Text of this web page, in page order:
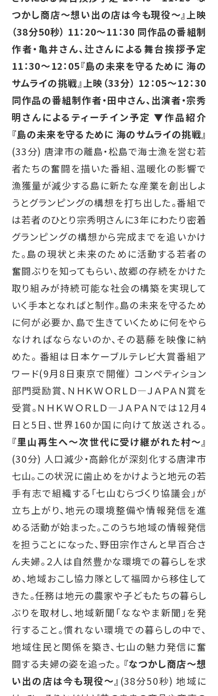
つかし商店～想い出の店は今も現役～』上映
（38分50秒） 11：20～11：30 同作品の番組制
作者・亀井さん、辻さんによる舞台挨拶予定
11：30～12：05『島の未来を守るために 海の
サムライの挑戦』上映（33分） 12：05～12：30
同作品の番組制作者・田中さん、出演者・宗秀
明さんによるティーチイン予定 ▼作品紹介
『島の未来を守るために 海のサムライの挑戦』
(33分) 唐津市の離島・松島で海士漁を営む若
者たちの奮闘を描いた番組、温暖化の影響で
漁獲量が減少する島に新たな産業を創出しよ
うとグランピングの構想を打ち出した。番組で
は若者のひとり宗秀明さんに3年にわたり密着
グランピングの構想から完成までを追いかけ
た。島の現状と未来のために活動する若者の
奮闘ぶりを知ってもらい、故郷の存続をかけた
取り組みが持続可能な社会の構築を実現して
いく手本となればと制作。島の未来を守るため
に何が必要か、島で生きていくために何をやら
なければならないのか、その葛藤を映像に納
めた。 番組は日本ケーブルテレビ大賞番組ア
ワード(9月8日東京で開催） コンペティション
部門奨励賞、ＮＨＫＷＯＲＬＤ―ＪＡＰＡＮ賞を
受賞。ＮＨＫＷＯＲＬＤ―ＪＡＰＡＮでは12月4
日と5日、世界160か国に向けて放送される。
『里山再生へ～次世代に受け継がれた村～』
(30分) 人口減少・高齢化が深刻化する唐津市
七山。この状況に歯止めをかけようと地元の若
手有志で組織する「七山むらづくり協議会」が
立ち上がり、地元の環境整備や情報発信を進
める活動が始まった。このうち地域の情報発信
を担うことになった、野田宗作さんと早百合さ
ん夫婦。２人は自然豊かな環境での暮らしを求
め、地域おこし協力隊として福岡から移住して
きた。任務は地元の農家や子どもたちの暮らし
ぶりを取材し、地域新聞「ななやま新聞」を発
行すること。慣れない環境での暮らしの中で、
地域住民と関係を築き、七山の魅力発信に奮
闘する夫婦の姿を追った。 『なつかし商店～想
い出の店は今も現役～』 (38分50秒) 地域に